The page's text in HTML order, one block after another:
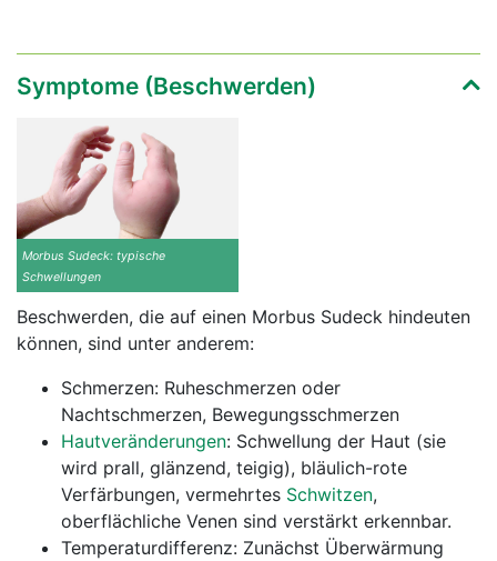
Symptome (Beschwerden)
Morbus Sudeck: typische
Schwellungen
Beschwerden, die auf einen Morbus Sudeck hindeuten
können, sind unter anderem:
Schmerzen: Ruheschmerzen oder
Nachtschmerzen, Bewegungsschmerzen
Hautveränderungen: Schwellung der Haut (sie
wird prall, glänzend, teigig), bläulich-rote
Verfärbungen, vermehrtes Schwitzen,
oberflächliche Venen sind verstärkt erkennbar.
Temperaturdifferenz: Zunächst Überwärmung